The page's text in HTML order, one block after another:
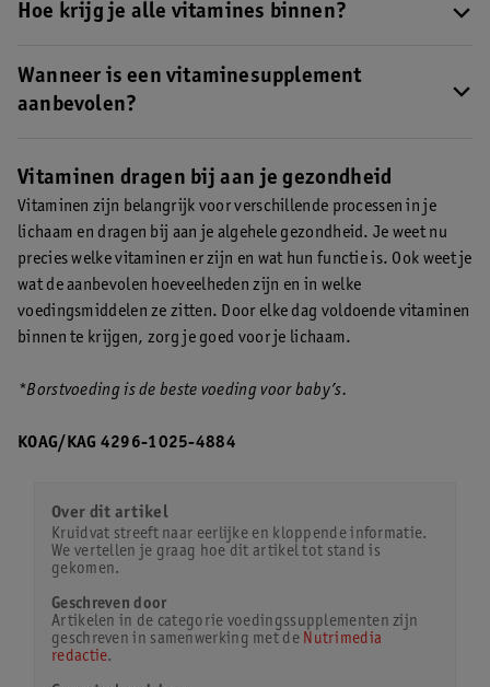
C, D, E, K en acht verschillende B-vitamines.Lees hier welke
Hoe krijg je alle vitamines binnen?
vitamines binnen.Voor sommige groepen mensen is het
aanbevolen om daarnaast een supplement te nemen.
Wanneer is een vitaminesupplement
aanbevolen?
voeding. Maar voor bepaalde groepen is een supplement
aanbevolen van vitamine D, K, foliumzuur of B12.
Lees hier voor
welke doelgroepen een supplement aanbevolen is.
Vitaminen dragen bij aan je gezondheid
Vitaminen zijn belangrijk voor verschillende processen in je
lichaam en dragen bij aan je algehele gezondheid. Je weet nu
precies welke vitaminen er zijn en wat hun functie is. Ook weet je
wat de aanbevolen hoeveelheden zijn en in welke
voedingsmiddelen ze zitten. Door elke dag voldoende vitaminen
binnen te krijgen, zorg je goed voor je lichaam.
*Borstvoeding is de beste voeding voor baby’s.
KOAG/KAG 4296-1025-4884
Over dit artikel
Kruidvat streeft naar eerlijke en kloppende informatie.
We vertellen je graag hoe dit artikel tot stand is
gekomen.
Geschreven door
Artikelen in de categorie voedingssupplementen zijn
geschreven in samenwerking met de Nutrimedia
redactie.